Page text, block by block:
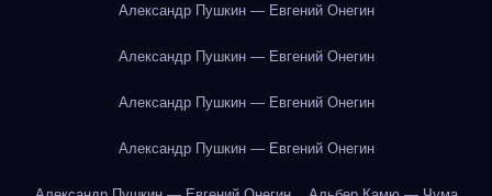
Александр Пушкин — Евгений Онегин
Александр Пушкин — Евгений Онегин
Александр Пушкин — Евгений Онегин
Александр Пушкин — Евгений Онегин